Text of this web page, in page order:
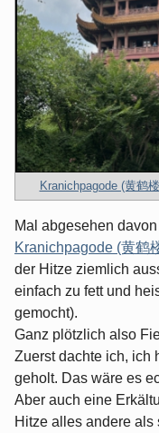
Kranichpagode (黄鹤
Mal abgesehen
Kranichpagode (黄鹤
der Hitze ziemlich
einfach zu fett und
gemocht).
Ganz plötzlich also
Zuerst dachte ich, ich
geholt. Das wäre es
Aber auch eine
Hitze alles andere als